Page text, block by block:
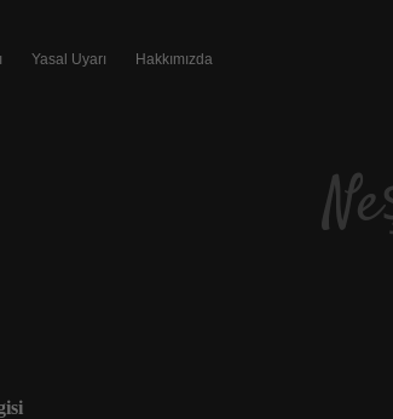
Yasal Uyarı Hakkımızda